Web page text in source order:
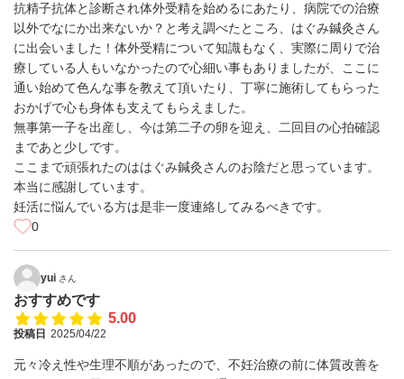
抗精子抗体と診断され体外受精を始めるにあたり、病院での治療
以外でなにか出来ないか？と考え調べたところ、はぐみ鍼灸さん
に出会いました！体外受精について知識もなく、実際に周りで治
療している人もいなかったので心細い事もありましたが、ここに
通い始めて色んな事を教えて頂いたり、丁寧に施術してもらった
おかげで心も身体も支えてもらえました。
無事第一子を出産し、今は第二子の卵を迎え、二回目の心拍確認
まであと少しです。
ここまで頑張れたのははぐみ鍼灸さんのお陰だと思っています。
本当に感謝しています。
妊活に悩んでいる方は是非一度連絡してみるべきです。
0
yui さん
おすすめです
5.00
投稿日 2025/04/22
元々冷え性や生理不順があったので、不妊治療の前に体質改善を